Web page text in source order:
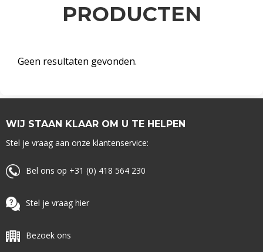
PRODUCTEN
Geen resultaten gevonden.
WIJ STAAN KLAAR OM U TE HELPEN
Stel je vraag aan onze klantenservice:
Bel ons op +31 (0) 418 564 230
Stel je vraag hier
Bezoek ons